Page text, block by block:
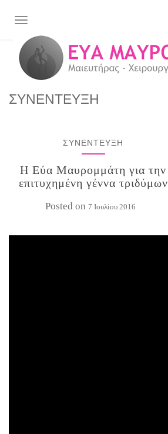
TOGGLE NAVIGATION
ΣΥΝΕΝΤΕΥΞΗ
ΣΥΝΕΝΤΕΥΞΗ
Η Εύα Μαυρομμάτη για την
επιτυχημένη γέννα τριδύμων
Posted on 7 Ιουλίου 2016